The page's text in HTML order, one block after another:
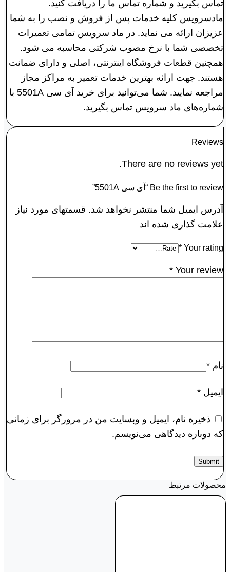
تماس بگیرید و شماره تماس ما را دریافت کنید.
مادسرویس کلیه خدمات پس از فروش و نصب را به شما
عزیزان ارائه می نماید. در ماد سرویس تمامی تعمیرات
تخصصی شما با نرخ مصوب شرکتی محاسبه می شود.
همچنین قطعات فروشگاه اینترنتی، اصلی و دارای ضمانت
هستند. جهت ارائه بهترین خدمات تعمیر به مراکز مجاز
مراجعه نمایید. شما می‌توانید برای خرید آی‌ سی 5501A با
شماره‌های ماد سرویس تماس بگیرید.
Reviews
There are no reviews yet.
Be the first to review “آی‌ سی 5501A”
آدرس ایمیل شما منتشر نخواهد شد. قسمتهای مورد نیاز
علامت گذاری شده اند
Your rating
*
Your review
*
نام *
ایمیل *
ذخیره نام، ایمیل و وبسایت من در مرورگر برای زمانی
که دوباره دیدگاهی می‌نویسم.
محصولات مرتبط